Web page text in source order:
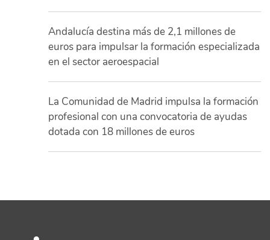
Andalucía destina más de 2,1 millones de
euros para impulsar la formación especializada
en el sector aeroespacial
La Comunidad de Madrid impulsa la formación
profesional con una convocatoria de ayudas
dotada con 18 millones de euros